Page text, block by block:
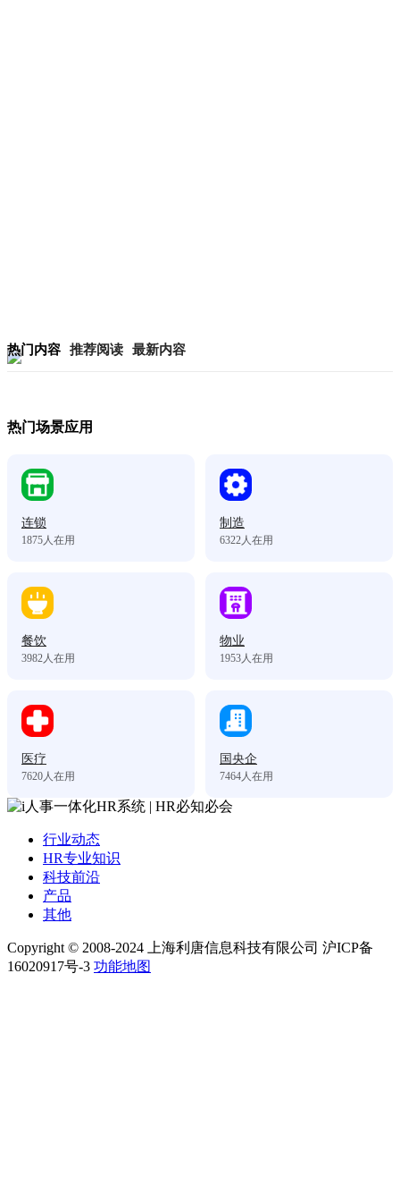
热门内容 推荐阅读 最新内容
热门场景应用
连锁
1875 人在用
制造
6322 人在用
餐饮
3982 人在用
物业
1953 人在用
医疗
7620 人在用
国央企
7464 人在用
行业动态
HR专业知识
科技前沿
产品
其他
Copyright © 2008-2024 上海利唐信息科技有限公司 沪ICP备
16020917号-3 功能地图